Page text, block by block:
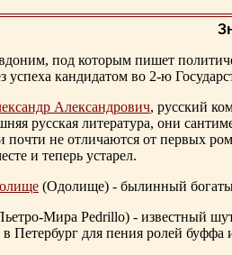
под которым пишет
успеха кандидатом во 2-ю
Александрович, русский
русская литература, они
не отличаются от первых
и теперь устарел.
(Одолище) - былинный
Мира Pedrillo) - известный
Петербург для пения ролей буффа